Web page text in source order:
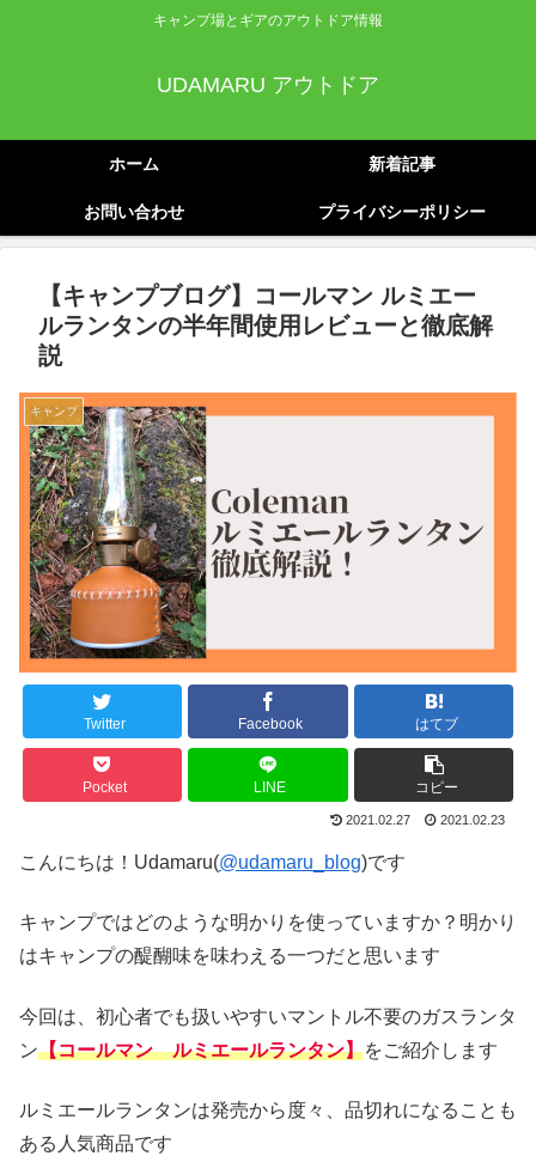
キャンプ場とギアのアウトドア情報
UDAMARU アウトドア
ホーム 新着記事
お問い合わせ プライバシーポリシー
【キャンプブログ】コールマン ルミエー
ルランタンの半年間使用レビューと徹底解
説
キャンプ
Twitter Facebook はてブ
Pocket LINE コピー
2021.02.27 2021.02.23
こんにちは！Udamaru(@udamaru_blog)です
キャンプではどのような明かりを使っていますか？明かり
はキャンプの醍醐味を味わえる一つだと思います
今回は、初心者でも扱いやすいマントル不要のガスランタ
ン【コールマン ルミエールランタン】をご紹介します
ルミエールランタンは発売から度々、品切れになることも
ある人気商品です